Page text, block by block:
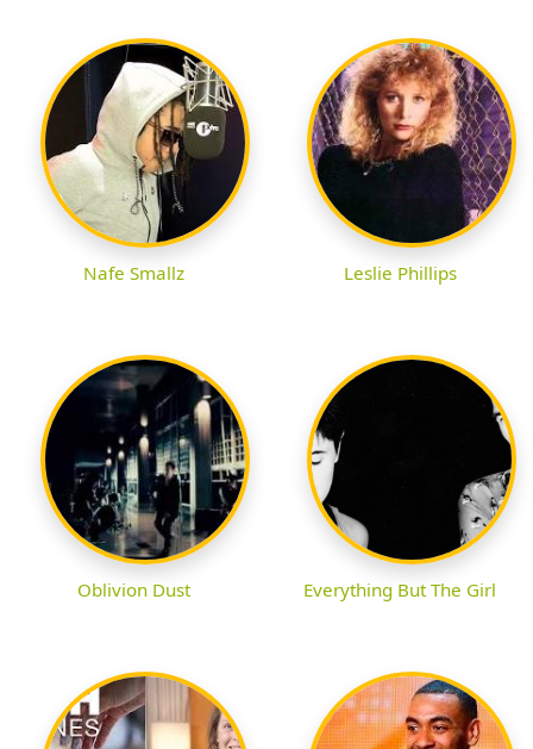
Nafe Smallz Leslie Phillips
Oblivion Dust Everything But The Girl